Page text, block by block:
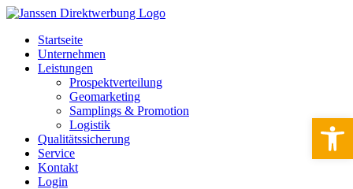
Startseite
Unternehmen
Leistungen
Prospektverteilung
Geomarketing
Samplings & Promotion
Logistik
Qualitätssicherung
Service
Kontakt
Login